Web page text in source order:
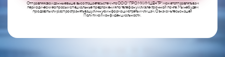
Отправляя свои данные выше, вы соглашаетесь с тем, что ООО "ПРОМХИМЦЕНТР" может отправлять вам
периодические опросы и специальные предложения по телефону или электронной почте. Мы не будем
продавать или распространять вашу личную информацию третьим лицам. Ознакомьтесь с нашей
Политикой конфиденциальности.